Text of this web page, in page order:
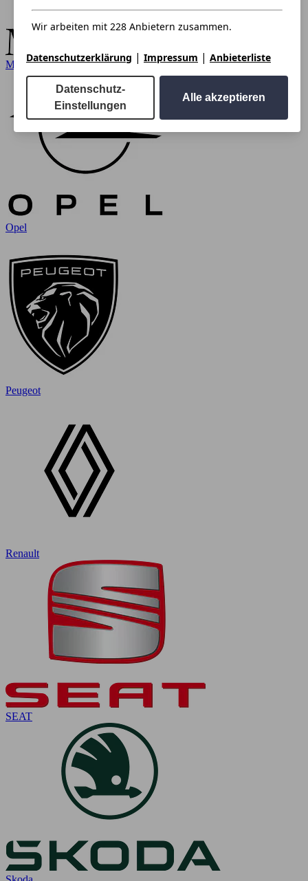
Mercedes-Benz
Opel
Peugeot
Renault
SEAT
Wir arbeiten mit 228 Anbietern zusammen.
Datenschutzerklärung | Impressum | Anbieterliste
Datenschutz-
Einstellungen
Alle akzeptieren